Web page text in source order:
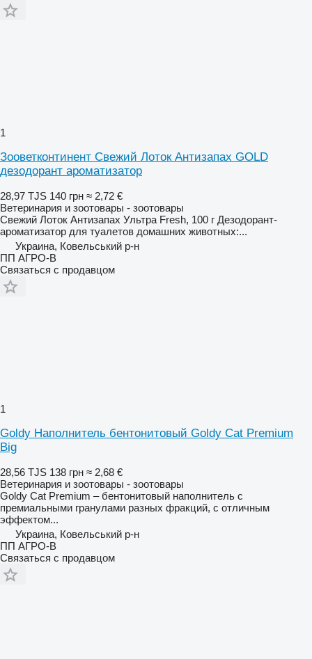
1
Зооветконтинент Свежий Лоток Антизапах GOLD
дезодорант ароматизатор
28,97 TJS 140 грн ≈ 2,72 €
Ветеринария и зоотовары - зоотовары
Свежий Лоток Антизапах Ультра Fresh, 100 г Дезодорант-
ароматизатор для туалетов домашних животных:...
Украина, Ковельський р-н
ПП АГРО-В
Связаться с продавцом
1
Goldy Наполнитель бентонитовый Goldy Cat Premium
Big
28,56 TJS 138 грн ≈ 2,68 €
Ветеринария и зоотовары - зоотовары
Goldy Cat Premium – бентонитовый наполнитель с
премиальными гранулами разных фракций, с отличным
эффектом...
Украина, Ковельський р-н
ПП АГРО-В
Связаться с продавцом